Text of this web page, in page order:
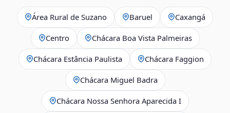
Área Rural de Suzano Baruel Caxangá
Centro Chácara Boa Vista Palmeiras
Chácara Estância Paulista Chácara Faggion
Chácara Miguel Badra
Chácara Nossa Senhora Aparecida I